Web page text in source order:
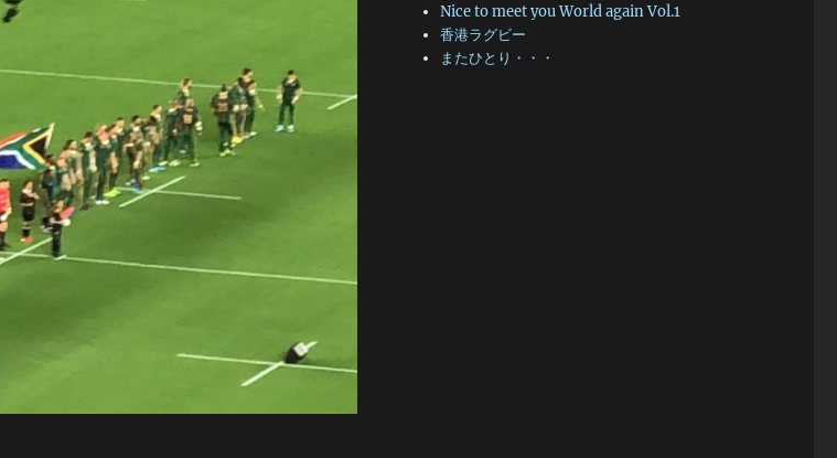
Nice to meet you World again Vol.1
香港ラグビー
またひとり・・・